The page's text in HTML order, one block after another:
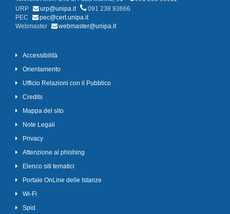
URP
urp@unipa.it
091 238 93666
PEC
pec@cert.unipa.it
Webmaster
webmaster@unipa.it
Accessibilità
Orientamento
Ufficio Relazioni con il Pubblico
Credits
Mappa del sito
Note Legali
Privacy
Attenzione al phishing
Elenco siti tematici
Portale OnLine delle Istanze
Wi-Fi
Spid